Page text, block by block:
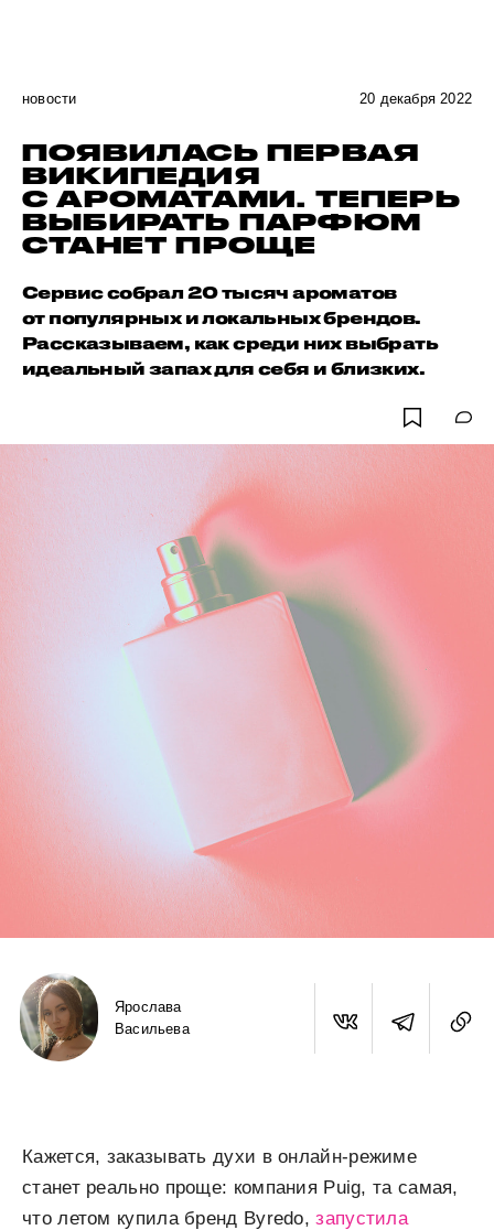
новости 20 декабря 2022
ПОЯВИЛАСЬ ПЕРВАЯ
ВИКИПЕДИЯ
С АРОМАТАМИ. ТЕПЕРЬ
ВЫБИРАТЬ ПАРФЮМ
СТАНЕТ ПРОЩЕ
Сервис собрал 20 тысяч ароматов
от популярных и локальных брендов.
Рассказываем, как среди них выбрать
идеальный запах для себя и близких.
Ярослава
Васильева
Кажется, заказывать духи в онлайн-режиме
станет реально проще: компания Puig, та самая,
что летом купила бренд Byredo,запустила